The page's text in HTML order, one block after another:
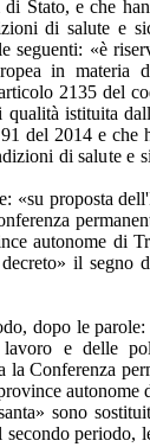
Stato, e che
di salute e
seguenti: «è
in materia
2135 del
istituita
del 2014 e che
di salute e
«su proposta
autonome di
il segno
dopo le
e delle
la Conferenza
autonome
sono
secondo periodo,